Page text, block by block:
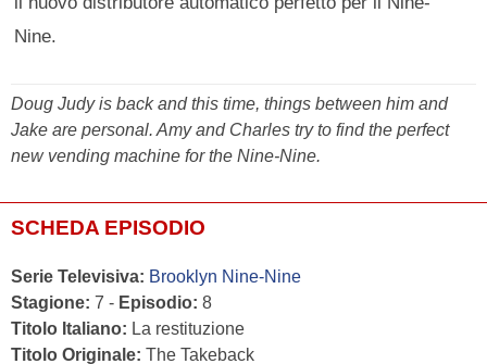
Nine.
Doug Judy is back and this time, things between him and
Jake are personal. Amy and Charles try to find the perfect
new vending machine for the Nine-Nine.
SCHEDA EPISODIO
Serie Televisiva: Brooklyn Nine-Nine
Stagione: 7 - Episodio: 8
Titolo Italiano: La restituzione
Titolo Originale: The Takeback